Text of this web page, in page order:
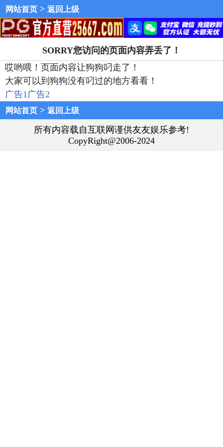
网站首页 > 返回上级
SORRY您访问的页面内容弄丢了！
哎哟喂！页面内容让狗狗叼走了！
大家可以到狗狗没有叼过的地方看看！
广告1广告2
网站首页 > 返回上级
所有内容载自互联网谨供友友娱乐参考!
CopyRight@2006-2024